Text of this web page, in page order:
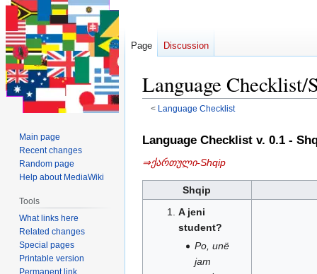
Language
< Language Checklist
navigation
search
Language Checklist v. 0.1 -
⇒ქართული-Shqip
Shqip
A jeni
student?
Po, unë
jam
Page Discussion
Main page
Recent changes
Random page
Help about MediaWiki
Tools
What links here
Related changes
Special pages
Printable version
Permanent link